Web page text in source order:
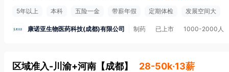
5年以上 本科 五险一金 带薪年假 定期体检 发展空间大
康诺亚生物医药科技(成都)有限公司 制药 已上市 1000-2000人
区域准入-川渝+河南 【成都】 28-50k·13薪